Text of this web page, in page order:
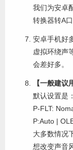
我们为安卓
转换器转A
安卓手机好
虚拟环绕声
会差好多。
【一般建议
默认设置是：
P-FLT:
P:Auto |
大多数情况
想改变声音